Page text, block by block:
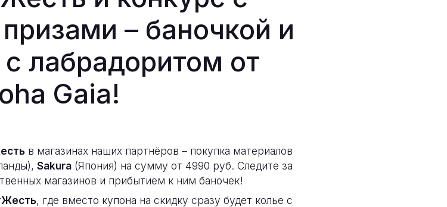
– баночкой и
с лабрадоритом от
Gaia!
в магазинах наших партнёров – покупка материалов
Sakura (Япония) на сумму от 4990 руб. Следите за
магазинов и прибытием к ним баночек!
, где вместо купона на скидку сразу будет колье с